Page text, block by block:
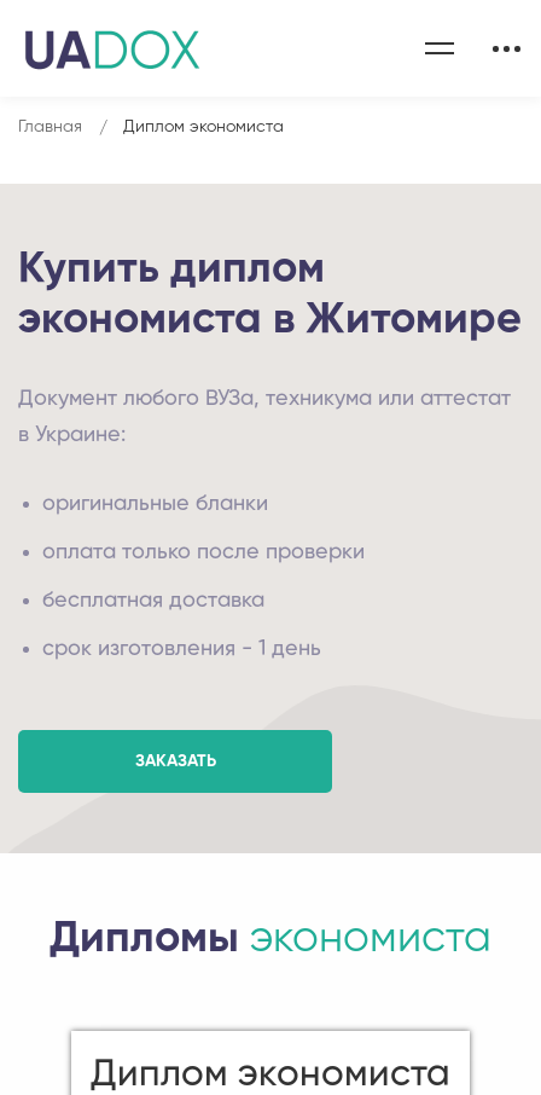
Главная Диплом экономиста
Купить диплом
экономиста в Житомире
Документ любого ВУЗа, техникума или аттестат
в Украине:
оригинальные бланки
оплата только после проверки
бесплатная доставка
срок изготовления - 1 день
ЗАКАЗАТЬ
Дипломы экономиста
Диплом экономиста